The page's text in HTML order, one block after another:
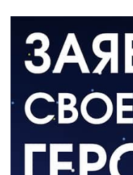
КУЛЬТУРА
Афиша
04.08.2026
РАЗЪЯСНЯЕМ
Борьба с
04.08.2026